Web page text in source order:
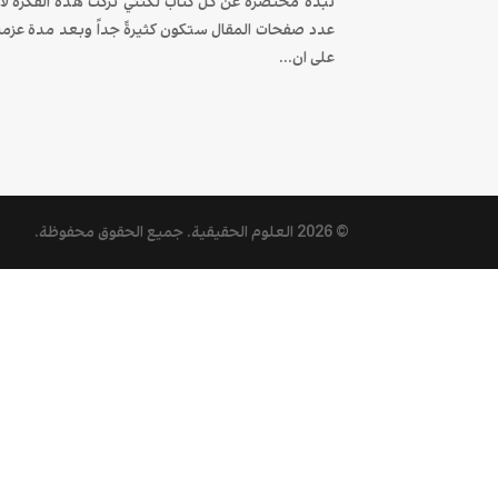
عدد صفحات المقال ستكون كثيرةً جداً وبعد مدة
على ان...
© 2026 العلوم الحقيقية. جميع الحقوق محفوظة.